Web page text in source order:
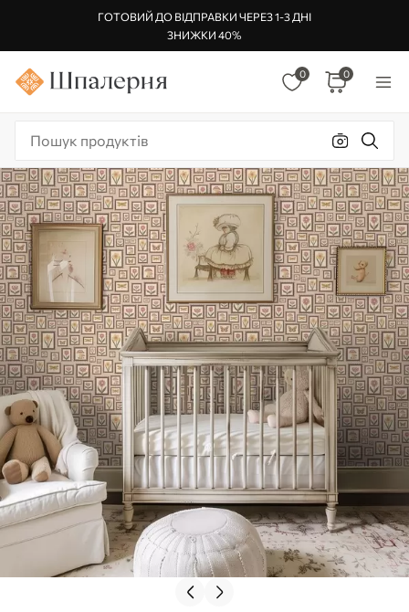
ГОТОВИЙ ДО ВІДПРАВКИ ЧЕРЕЗ 1-3 ДНІ
ЗНИЖКИ 40%
0 0